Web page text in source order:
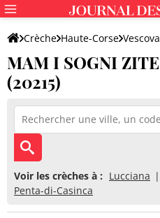
Crèche Haute-Corse
MAM I SOGNI
(20215)
Voir les crèches à : Lucciana
Penta-di-Casinca